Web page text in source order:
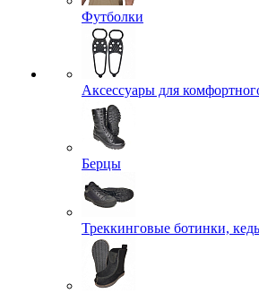
Футболки
Аксессуары для
Берцы
Треккинговые ботинки,